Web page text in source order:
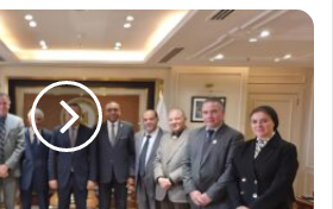
وزيرا
التعليم
العالي
والتربية
والتعليم
يبحثان
تعزيز
التكامل